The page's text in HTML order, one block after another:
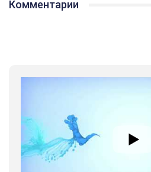
Комментарии